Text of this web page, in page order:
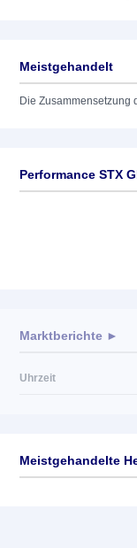
Meistgehandelt
Die Zusammensetzung
Performance STX
Marktberichte ►
Uhrzeit
Meistgehandelte